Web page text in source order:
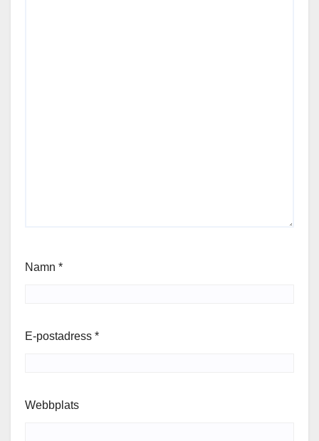
Namn *
E-postadress *
Webbplats